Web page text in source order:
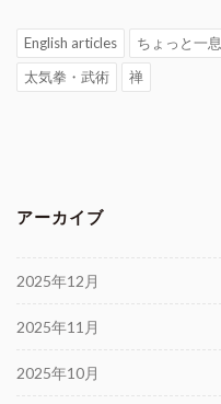
English articles ちょっと一息
太気拳・武術
禅
アーカイブ
2025年12月
2025年11月
2025年10月